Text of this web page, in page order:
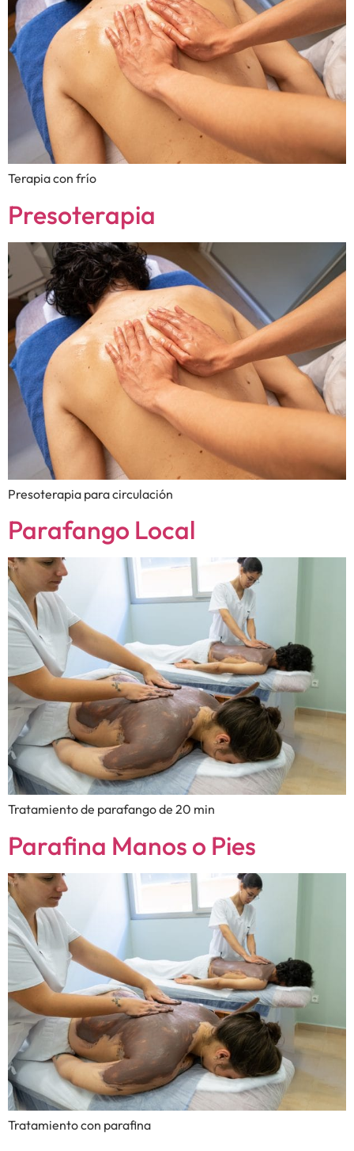
Terapia con frío
Presoterapia
Presoterapia para circulación
Parafango Local
Tratamiento de parafango de 20 min
Parafina Manos o Pies
Tratamiento con parafina